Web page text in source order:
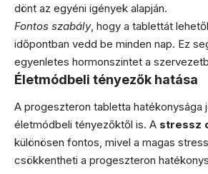
dönt az egyéni igények alapján.
Fontos szabály, hogy a tablettát
időpontban vedd be minden nap. Ez
egyenletes hormonszintet a
Életmódbeli tényezők hatása
A progeszteron tabletta hatékonysága
életmódbeli tényezőktől is. A stressz
különösen fontos, mivel a magas
csökkentheti a progeszteron